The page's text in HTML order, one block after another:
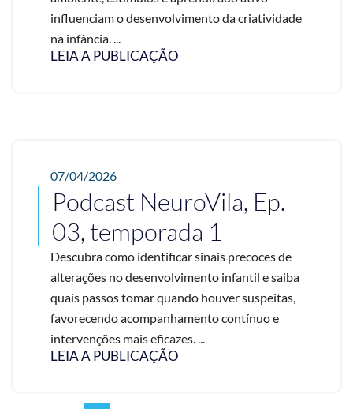
influenciam o desenvolvimento da criatividade
na infância. ...
LEIA A PUBLICAÇÃO
07/04/2026
Podcast NeuroVila, Ep.
03, temporada 1
Descubra como identificar sinais precoces de
alterações no desenvolvimento infantil e saiba
quais passos tomar quando houver suspeitas,
favorecendo acompanhamento contínuo e
intervenções mais eficazes. ...
LEIA A PUBLICAÇÃO